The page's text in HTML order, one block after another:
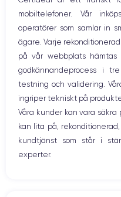
Nom GPU
GPU 5-core
48 Mpx
Résolution vidéo
4K - 3840 x 2160 px
Batterie
Hem-knappen
Bluetooth
WiFi
Nätverk
Vibration
Prise USB
mobiltelefoner. Vår
operatörer som samlar in
ägare. Varje
på vår webbplats
godkännandeprocess i
testning och validering.
ingriper tekniskt på
Våra kunder kan vara
kan lita på,
kundtjänst som står i
experter.